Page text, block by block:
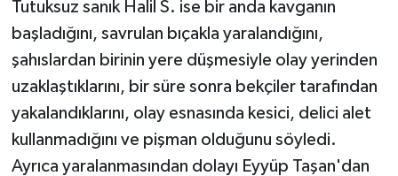
Tutuksuz sanık Halil S. ise bir anda kavganın
başladığını, savrulan bıçakla yaralandığını,
şahıslardan birinin yere düşmesiyle olay yerinden
uzaklaştıklarını, bir süre sonra bekçiler tarafından
yakalandıklarını, olay esnasında kesici, delici alet
kullanmadığını ve pişman olduğunu söyledi.
Ayrıca yaralanmasından dolayı Eyyüp Taşan'dan